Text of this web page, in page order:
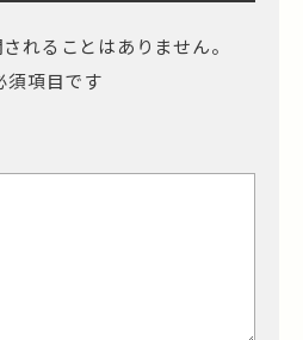
れることはありません。
須項目です